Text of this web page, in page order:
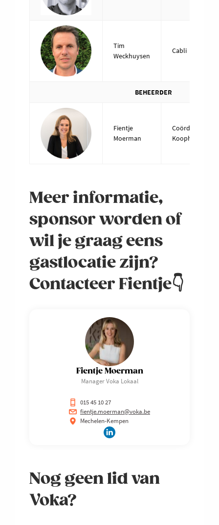
Tim
Weckhuysen
Cabli
BEHEERDER
Fientje
Moerman
Coördinator
Koophandel
Meer informatie,
sponsor worden of
wil je graag eens
gastlocatie zijn?
Contacteer Fientje👇
Fientje Moerman
Manager Voka Lokaal
015 45 10 27
fientje.moerman@voka.be
Mechelen-Kempen
Nog geen lid van
Voka?